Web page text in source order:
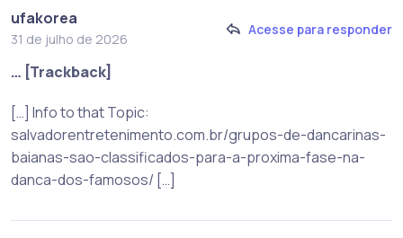
ufakorea
31 de julho de 2026
Acesse para responder
… [Trackback]
[…] Info to that Topic:
salvadorentretenimento.com.br/grupos-de-dancarinas-
baianas-sao-classificados-para-a-proxima-fase-na-
danca-dos-famosos/ […]